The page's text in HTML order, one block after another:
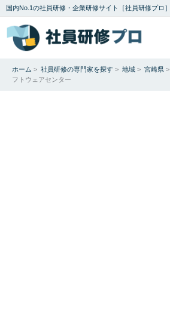
国内No.1の社員研修・企業研修サイト［社員研修プロ］
ホーム > 社員研修の専門家を探す > 地域 > 宮崎県 >
フトウェアセンター